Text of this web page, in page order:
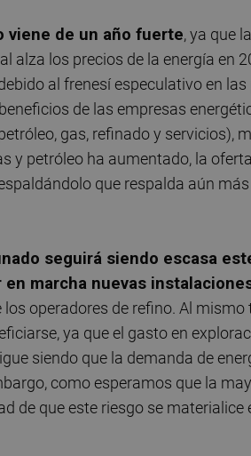
viene de un año fuerte, ya que
alza los precios de la energía en
al frenesí especulativo en
de las empresas
gas, refinado y servicios),
y petróleo ha aumentado, la
que respalda aún
seguirá siendo escasa
en marcha nuevas
operadores de refino. Al
ya que el gasto en
siendo que la demanda de
como esperamos que la
de que este riesgo se materialice